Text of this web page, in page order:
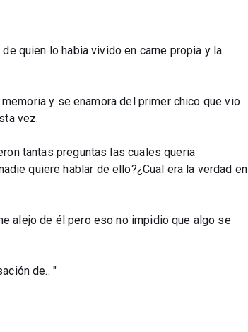
quien lo habia vivido en carne propia y la
y se enamora del primer chico que vio
vez.
tantas preguntas las cuales queria
quiere hablar de ello?¿Cual era la verdad en
alejo de él pero eso no impidio que algo se
de.. "